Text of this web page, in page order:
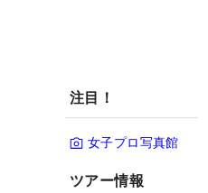
注目！
女子プロ写真館
ツアー情報